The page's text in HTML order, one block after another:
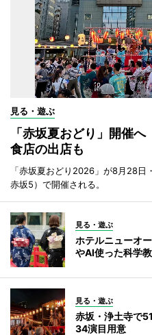
見る・遊ぶ
「赤坂夏おどり」開催
食店の出店も
「赤坂夏おどり2026」が8月28日
赤坂5）で開催される。
見る・遊ぶ
ホテルニューオ
やAI使った科学
見る・遊ぶ
赤坂・浄土寺で
34演目用意